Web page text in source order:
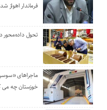
فرماندار اهواز
تحول داده‌محور
ماجراهای
خوزستان چه می